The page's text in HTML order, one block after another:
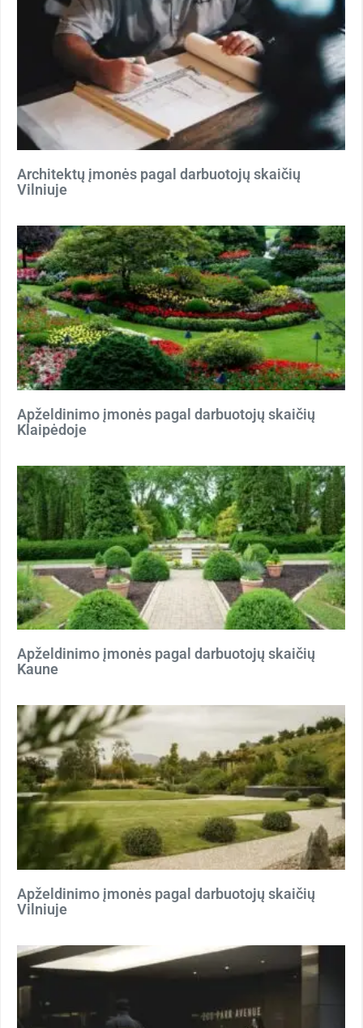
Architektų įmonės pagal darbuotojų skaičių
Vilniuje
Apželdinimo įmonės pagal darbuotojų skaičių
Klaipėdoje
Apželdinimo įmonės pagal darbuotojų skaičių
Kaune
Apželdinimo įmonės pagal darbuotojų skaičių
Vilniuje